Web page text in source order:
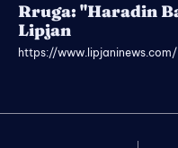
Rruga: "Haradin
Lipjan
https://www.lipjaninews.com/